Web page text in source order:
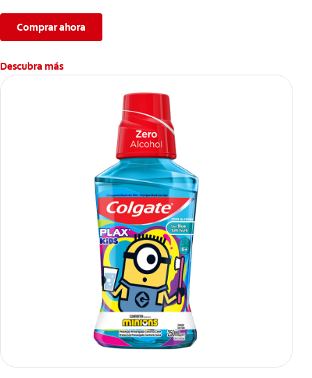
Comprar ahora
Descubra más